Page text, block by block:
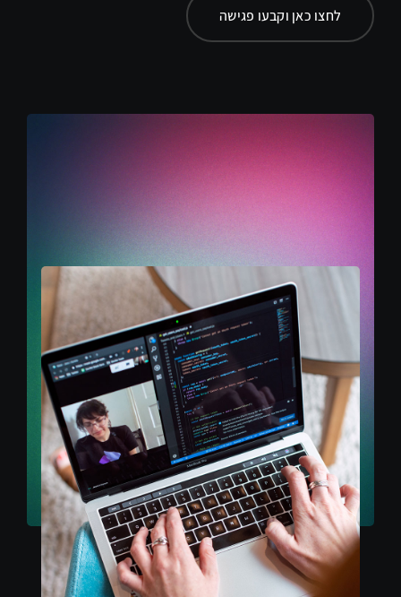
לחצו כאן וקבעו פגישה